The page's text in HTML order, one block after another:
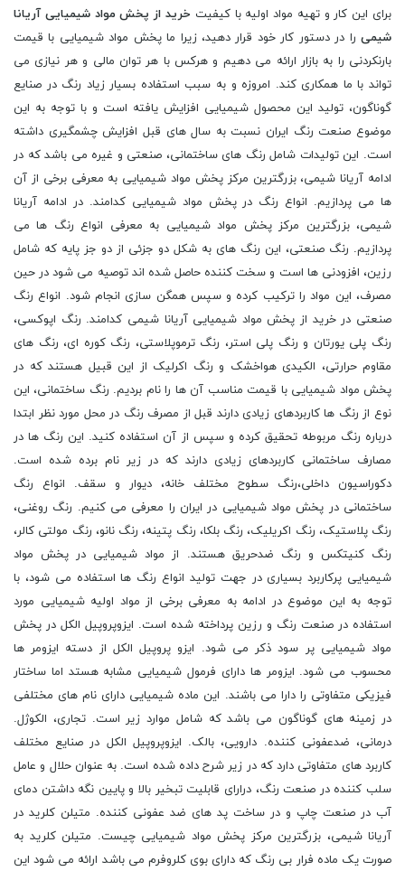
برای این کار و تهیه مواد اولیه با کیفیت خرید از پخش مواد شیمیایی آریانا
شیمی را در دستور کار خود قرار دهید، زیرا ما پخش مواد شیمیایی با قیمت
بارنکردنی را به بازار ارائه می دهیم و هرکس با هر توان مالی و هر نیازی می
تواند با ما همکاری کند. امروزه و به سبب استفاده بسیار زیاد رنگ در صنایع
گوناگون، تولید این محصول شیمیایی افزایش یافته است و با توجه به این
موضوع صنعت رنگ ایران نسبت به سال های قبل افزایش چشمگیری داشته
است. این تولیدات شامل رنگ های ساختمانی، صنعتی و غیره می باشد که در
ادامه آریانا شیمی، بزرگترین مرکز پخش مواد شیمیایی به معرفی برخی از آن
ها می پردازیم. انواع رنگ در پخش مواد شیمیایی کدامند. در ادامه آریانا
شیمی، بزرگترین مرکز پخش مواد شیمیایی به معرفی انواع رنگ ها می
پردازیم. رنگ صنعتی، این رنگ های به شکل دو جزئی از دو جز پایه که شامل
رزین، افزودنی‌ ها است و سخت کننده حاصل شده‌ اند توصیه می شود در حین
مصرف، این مواد را ترکیب کرده و سپس همگن سازی انجام شود. انواع رنگ
صنعتی در خرید از پخش مواد شیمیایی آریانا شیمی کدامند. رنگ اپوکسی،
رنگ پلی یورتان و رنگ پلی استر، رنگ ترموپلاستی، رنگ کوره ای، رنگ های
مقاوم حرارتی، الکیدی هواخشک و رنگ اکرلیک از این قبیل هستند که در
پخش مواد شیمیایی با قیمت مناسب آن ها را نام بردیم. رنگ ساختمانی، این
نوع از رنگ ها کاربردهای زیادی دارند قبل از مصرف رنگ در محل مورد نظر ابتدا
درباره رنگ مربوطه تحقیق کرده و سپس از آن استفاده کنید. این رنگ ها در
مصارف ساختمانی کاربردهای زیادی دارند که در زیر نام برده شده است.
دکوراسیون داخلی،رنگ سطوح مختلف خانه، دیوار و سقف. انواع رنگ
ساختمانی در پخش مواد شیمیایی در ایران را معرفی می کنیم. رنگ روغنی،
رنگ پلاستیک، رنگ اکریلیک، رنگ بلکا، رنگ پتینه، رنگ نانو، رنگ مولتی‌ کالر،
رنگ کنیتکس و رنگ ضدحریق هستند. از مواد شیمیایی در پخش مواد
شیمیایی پرکاربرد بسیاری در جهت تولید انواع رنگ ها استفاده می شود، با
توجه به این موضوع در ادامه به معرفی برخی از مواد اولیه شیمیایی مورد
استفاده در صنعت رنگ و رزین پرداخته شده است. ایزوپروپیل الکل در پخش
مواد شیمیایی پر سود ذکر می شود. ایزو پروپیل الکل از دسته ایزومر ها
محسوب می شود. ایزومر ها دارای فرمول شیمیایی مشابه هستد اما ساختار
فیزیکی متفاوتی را دارا می باشند. این ماده شیمیایی دارای نام های مختلفی
در زمینه های گوناگون می باشد که شامل موارد زیر است. تجاری، الکوژل.
درمانی، ضدعفونی کننده. دارویی، بالک. ایزوپروپیل الکل در صنایع مختلف
کاربرد های متفاوتی دارد که در زیر شرح داده شده است. به عنوان حلال و عامل
سلب کننده در صنعت رنگ، درارای قابلیت تبخیر بالا و پایین نگه داشتن دمای
آب در صنعت چاپ و در ساخت پد های ضد عفونی کننده. متیلن کلرید در
آریانا شیمی، بزرگترین مرکز پخش مواد شیمیایی چیست. متیلن کلرید به
صورت یک ماده فرار بی رنگ که دارای بوی کلروفرم می باشد ارائه می شود این